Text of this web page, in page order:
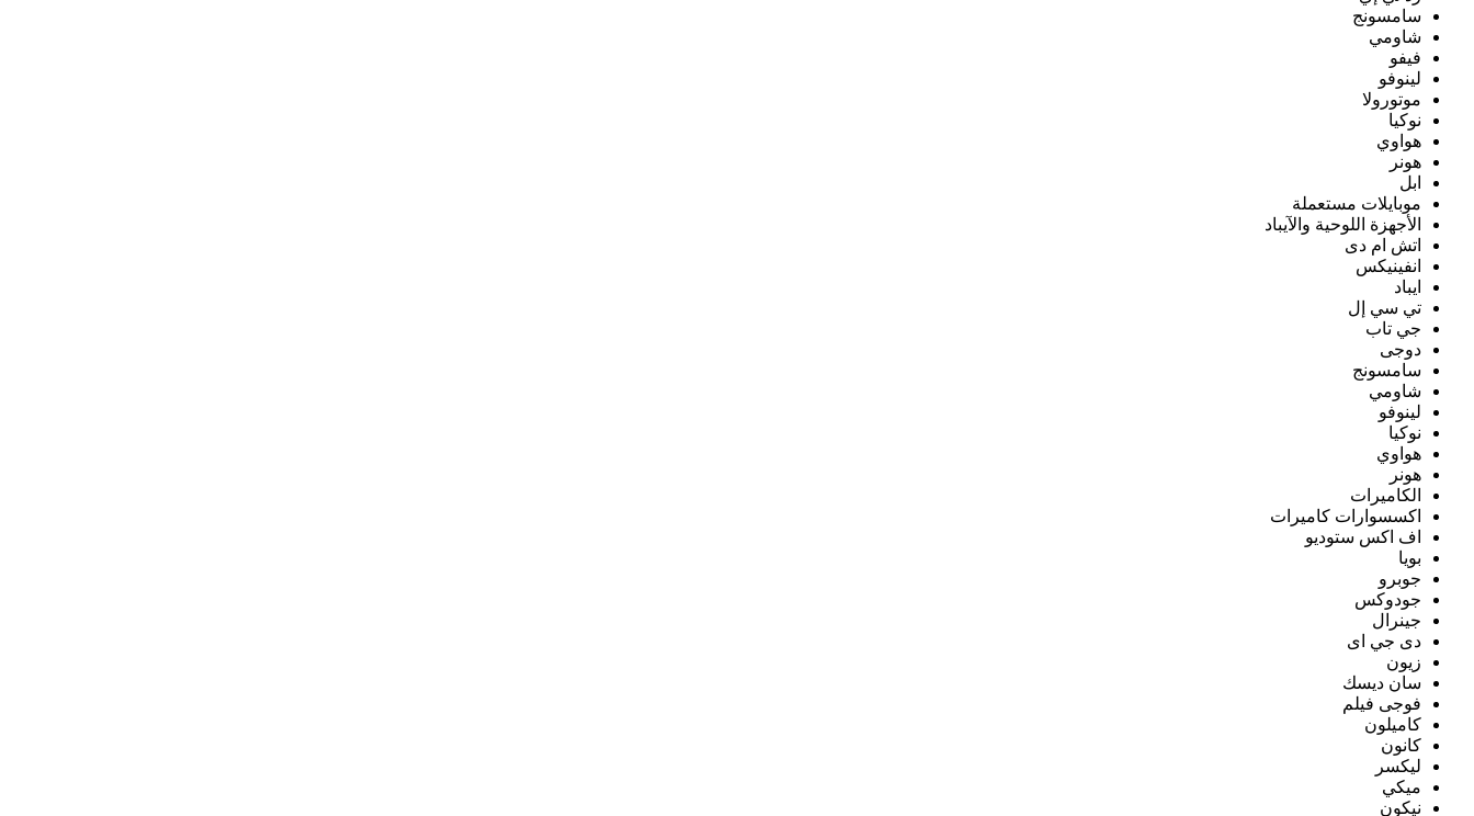
سامسونج
شاومي
فيفو
لينوفو
موتورولا
نوكيا
هواوي
هونر
ابل
موبايلات مستعملة
الأجهزة اللوحية والآيباد
اتش ام دى
انفينيكس
ايباد
تي سي إل
جي تاب
دوجى
سامسونج
شاومي
لينوفو
نوكيا
هواوي
هونر
الكاميرات
اكسسوارات كاميرات
اف اكس ستوديو
بويا
جوبرو
جودوكس
جينرال
دى جي اى
زيون
سان ديسك
فوجى فيلم
كاميلون
كانون
ليكسر
ميكي
نيكون